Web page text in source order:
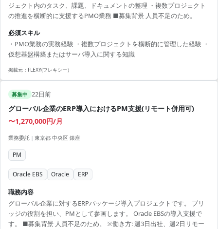
ジェクト内のタスク、課題、ドキュメントの整理 ・複数プロジェクト
の推進を横断的に支援するPMO業務 ■募集背景 人員不足のため。
必須スキル
・PMO業務の実務経験 ・複数プロジェクトを横断的に管理した経験 ・
仮想基盤構築またはサーバ導入に関する知識
掲載元： FLEXY(フレキシー）
募集中 22日前
グローバル企業のERP導入におけるPM支援(リモート併用可)
〜1,270,000円/月
業務委託 | 東京都 中央区 銀座
PM
Oracle EBS Oracle ERP
職務内容
グローバル企業に対するERPパッケージ導入プロジェクトです。 ブリ
ッジの役割を担い、PMとして参画します。 Oracle EBSの導入支援で
す。 ■募集背景 人員不足のため。 ※働き方: 週3日出社、週2日リモー